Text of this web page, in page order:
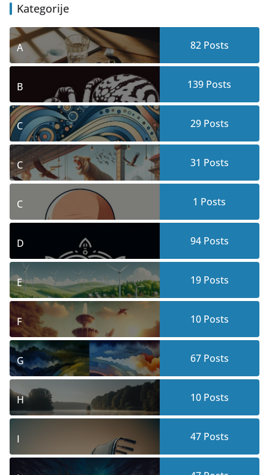
Kategorije
A 82Posts
B 139 Posts
C 29Posts
C 31 Posts
C 1 Posts
D 94Posts
E 19Posts
F 10Posts
G 67Posts
H 10Posts
I 47Posts